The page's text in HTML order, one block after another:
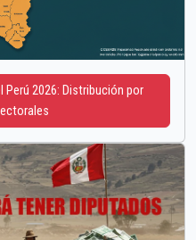
Perú 2026: Distribución por